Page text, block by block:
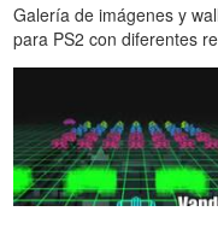
Galería de imágenes y
para PS2 con diferentes